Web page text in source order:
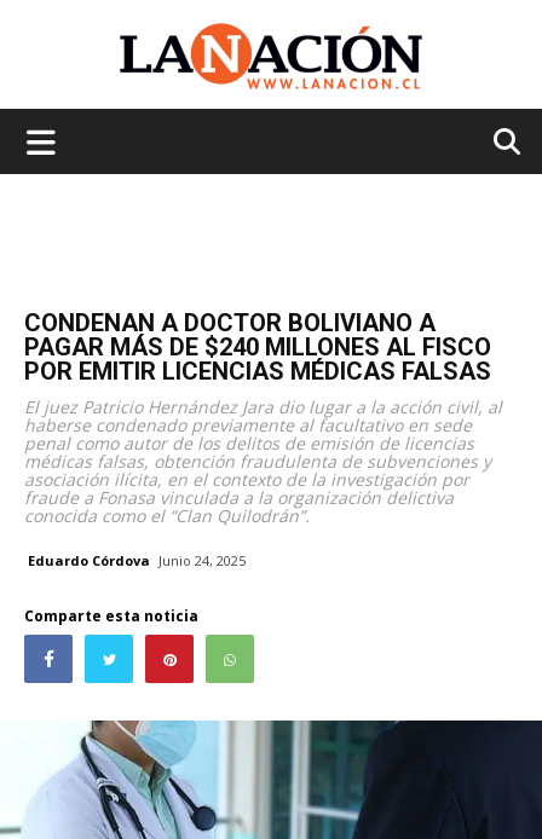
CONDENAN A DOCTOR BOLIVIANO A
PAGAR MÁS DE $240 MILLONES AL FISCO
POR EMITIR LICENCIAS MÉDICAS FALSAS
El juez Patricio Hernández Jara dio lugar a la acción civil, al
haberse condenado previamente al facultativo en sede
penal como autor de los delitos de emisión de licencias
médicas falsas, obtención fraudulenta de subvenciones y
asociación ilícita, en el contexto de la investigación por
fraude a Fonasa vinculada a la organización delictiva
conocida como el “Clan Quilodrán”.
Eduardo Córdova Junio 24, 2025
Comparte esta noticia